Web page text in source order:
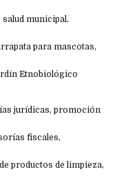
municipal,
para mascotas,
Etnobiológico
jurídicas, promoción
fiscales,
productos de limpieza,